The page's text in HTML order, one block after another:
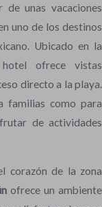
de unas vacaciones
uno de los destinos
Ubicado en la
ofrece vistas
directo a la playa.
familias como para
de actividades
corazón de la zona
ofrece un ambiente